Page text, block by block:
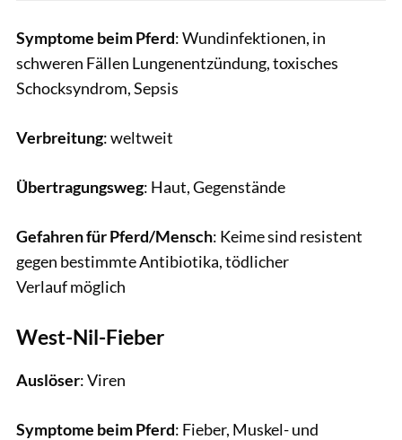
Symptome beim Pferd: Wundinfektionen, in
schweren Fällen Lungenentzündung, toxisches
Schocksyndrom, Sepsis
Verbreitung: weltweit
Übertragungsweg: Haut, Gegenstände
Gefahren für Pferd/Mensch: Keime sind resistent
gegen bestimmte Antibiotika, tödlicher
Verlauf möglich
West-Nil-Fieber
Auslöser: Viren
Symptome beim Pferd: Fieber, Muskel- und